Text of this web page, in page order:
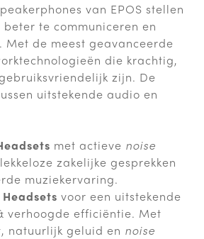
van EPOS stellen
te communiceren en
Met de meest geavanceerde
die krachtig,
zijn. De
uitstekende audio en
met actieve noise
zakelijke gesprekken
muziekervaring.
Headsets voor een uitstekende
verhoogde efficiëntie. Met
natuurlijk geluid en noise